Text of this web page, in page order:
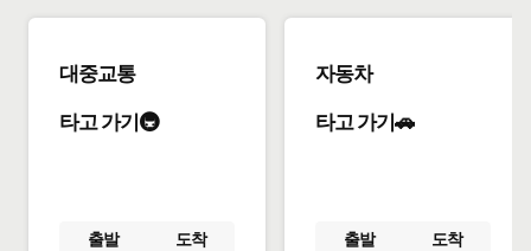
대중교통
타고 가기🚇
출발 도착
자동차
타고 가기🚗
출발 도착